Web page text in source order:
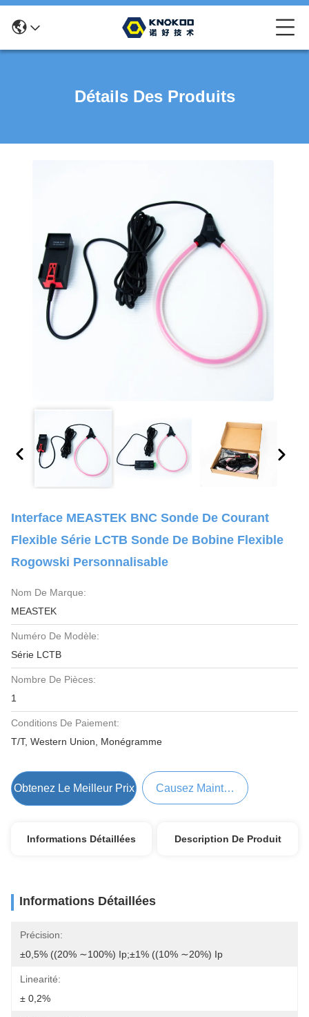
Détails Des Produits
Interface MEASTEK BNC Sonde De Courant
Flexible Série LCTB Sonde De Bobine Flexible
Rogowski Personnalisable
Nom De Marque:
MEASTEK
Numéro De Modèle:
Série LCTB
Nombre De Pièces:
1
Conditions De Paiement:
T/T, Western Union, Monégramme
Obtenez Le Meilleur Prix Causez Maintenant
Informations Détaillées Description De Produit
Informations Détaillées
Précision:
±0,5% ((20% ∼100%) Ip;±1% ((10% ∼20%) Ip
Linearité:
± 0,2%